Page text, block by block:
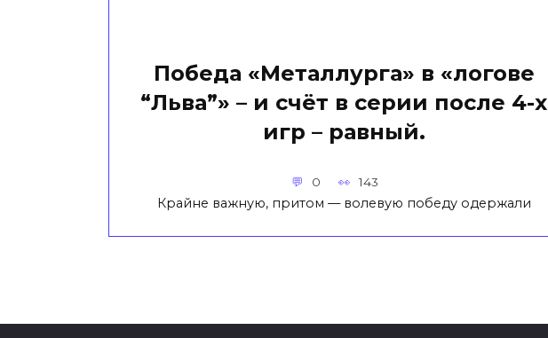
Победа «Металлурга» в «логове
“Льва”» – и счёт в серии после 4-х
игр – равный.
0 143
Крайне важную, притом — волевую победу одержали